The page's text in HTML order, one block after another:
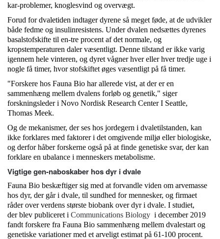
kar-problemer, knoglesvind og overvægt.
Forud for dvaletiden indtager dyrene så meget føde, at de udvikler
både fedme og insulinresistens. Under dvalen nedsættes dyrenes
basalstofskifte til en-tre procent af det normale, og
kropstemperaturen daler væsentligt. Denne tilstand er ikke varig
igennem hele vinteren, og dyret vågner hver eller hver tredje uge i
nogle få timer, hvor stofskiftet øges væsentligt på få timer.
"Forskere hos Fauna Bio har allerede vist, at der er en
sammenhæng mellem dvalens forløb og genetik," siger
forskningsleder i Novo Nordisk Research Center I Seattle,
Thomas Meek.
Og de mekanismer, der ses hos jordegern i dvaletilstanden, kan
ikke forklares med faktorer i det omgivende miljø eller biologiske,
og derfor håber forskerne også på at finde genetiske svar, der kan
forklare en ubalance i menneskers metabolisme.
Vigtige gen-naboskaber hos dyr i dvale
Fauna Bio beskæftiger sig med at forvandle viden om arvemasse
hos dyr, der går i dvale, til sundhed for mennesker, og firmaet
råder over verdens største biobank over dyr i dvale. I studiet,
der blev publiceret i Communications Biology i december 2019
fandt forskere fra Fauna Bio sammenhæng mellem dvalestart og
genetiske variationer med et arveligt estimat på 61-100 procent.